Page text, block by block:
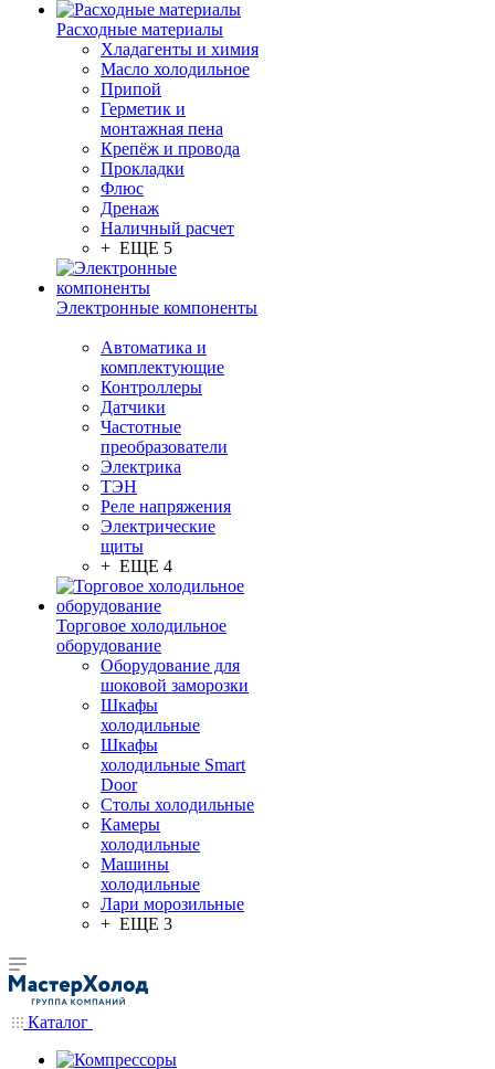
Расходные материалы
Хладагенты и химия
Масло холодильное
Припой
Герметик и
монтажная пена
Крепёж и провода
Прокладки
Флюс
Дренаж
Наличный расчет
+ ЕЩЕ 5
Электронные компоненты
Автоматика и
комплектующие
Контроллеры
Датчики
Частотные
преобразователи
Электрика
ТЭН
Реле напряжения
Электрические
щиты
+ ЕЩЕ 4
Торговое холодильное
оборудование
Оборудование для
шоковой заморозки
Шкафы
холодильные
Шкафы
холодильные Smart
Door
Столы холодильные
Камеры
холодильные
Машины
холодильные
Лари морозильные
+ ЕЩЕ 3
Каталог